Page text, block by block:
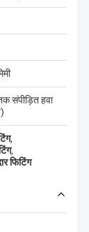
संपीड़ित हवा
,
,
फिटिंग